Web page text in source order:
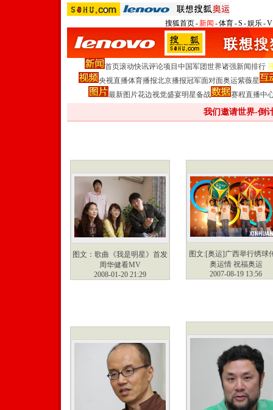
搜狐首页-新闻 -体育-S -娱乐-V
首页滚动快讯评论项目 中国军团世界诸强新闻排行
央视直播体育播报北京播报冠军面对面奥运紫薇星
最新图片花边视觉盛宴明星备战 赛程直播中
我们邀请世界-倒
图文：歌曲《我是明星》首发
周华健看MV
2008-01-20 21:29
图文:[奥运]广西举行绣球
奥运情 祝福奥运
2007-08-19 13:56